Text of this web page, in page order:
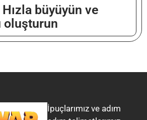
büyüyün ve
oluşturun
İpuçlarımız ve adım
Arabic
Chinese (Taiwan)
Chinese (Hong Kong)
Thai